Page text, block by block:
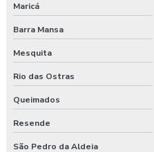
Consultoria higiene ocupacional
Consultoria saúde e
Consultoria segurança do
Consultoria segurança do
Consultoria segurança do
Maricá
Barra Mansa
Mesquita
Rio das Ostras
Queimados
Resende
São Pedro da Aldeia